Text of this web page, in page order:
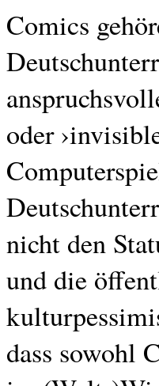
Comics
oder
nicht den
und die
dass sowohl